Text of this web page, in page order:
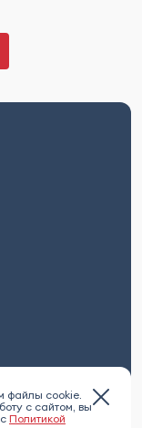
файлы cookie.
с сайтом, вы
Политикой